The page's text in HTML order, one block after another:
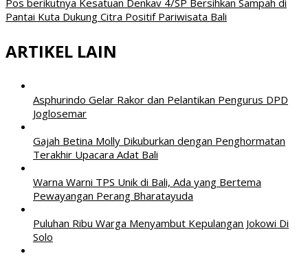
Pantai Kuta Dukung Citra Positif Pariwisata Bali
ARTIKEL LAIN
Asphurindo Gelar Rakor dan Pelantikan Pengurus DPD
Joglosemar
Gajah Betina Molly Dikuburkan dengan Penghormatan
Terakhir Upacara Adat Bali
Warna Warni TPS Unik di Bali, Ada yang Bertema
Pewayangan Perang Bharatayuda
Puluhan Ribu Warga Menyambut Kepulangan Jokowi Di
Solo